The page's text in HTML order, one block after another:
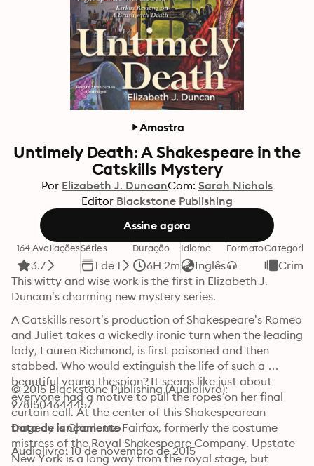
Amostra
Untimely Death: A Shakespeare in the
Catskills Mystery
Por Elizabeth J. DuncanCom: Sarah Nichols
Editor Blackstone Publishing
Assine agora
164 Avaliações
3.7
Séries
1 de 1
Duração
6H 2m
Idioma
Inglês
FormatoCategoria
Crime
This witty and wise work is the first in Elizabeth J.
Duncan’s charming new mystery series.
A Catskills resort’s production of Shakespeare’s Romeo
and Juliet takes a wickedly ironic turn when the leading
lady, Lauren Richmond, is first poisoned and then
stabbed. Who would extinguish the life of such a
beautiful young thespian? It seems like just about
everyone had a motive to pull the ropes on her final
curtain call. At the center of this Shakespearean
tragedy is Charlotte Fairfax, formerly the costume
mistress of the Royal Shakespeare Company. Upstate
New York is a long way from the royal stage, but
© 2015 Blackstone Publishing (Audiolivro):
9781504644457
Data de lançamento
Audiolivro: 10 de novembro de 2015